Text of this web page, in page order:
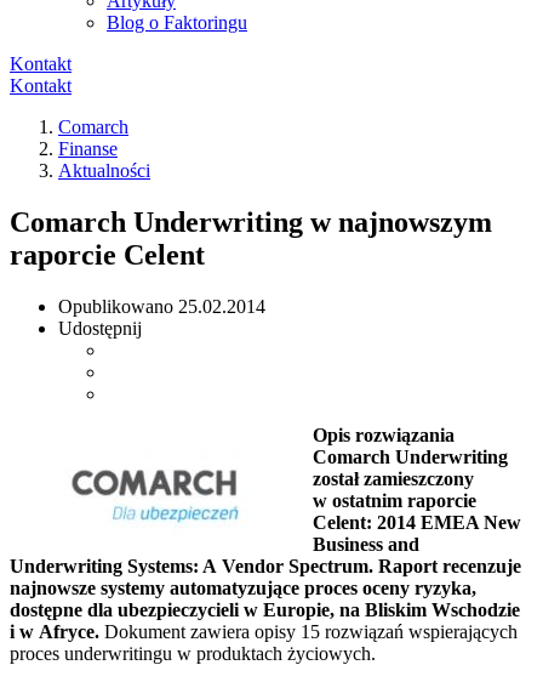
Blog o Faktoringu
Kontakt
Kontakt
Comarch
Finanse
Aktualności
Comarch Underwriting w najnowszym
raporcie Celent
Opublikowano 25.02.2014
Udostępnij
Opis rozwiązania
Comarch Underwriting
został zamieszczony
w ostatnim raporcie
Celent: 2014 EMEA New
Business and
Underwriting Systems: A Vendor Spectrum. Raport recenzuje
najnowsze systemy automatyzujące proces oceny ryzyka,
dostępne dla ubezpieczycieli w Europie, na Bliskim Wschodzie
i w Afryce. Dokument zawiera opisy 15 rozwiązań wspierających
proces underwritingu w produktach życiowych.